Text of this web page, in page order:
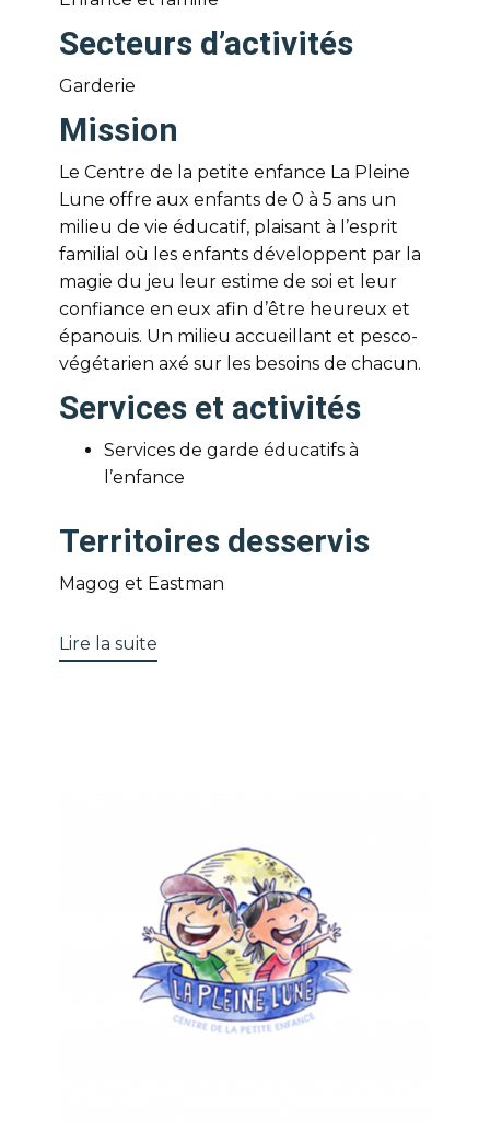
Secteurs d’activités
Garderie
Mission
Le Centre de la petite enfance La Pleine
Lune offre aux enfants de 0 à 5 ans un
milieu de vie éducatif, plaisant à l’esprit
familial où les enfants développent par la
magie du jeu leur estime de soi et leur
confiance en eux afin d’être heureux et
épanouis. Un milieu accueillant et pesco-
végétarien axé sur les besoins de chacun.
Services et activités
Services de garde éducatifs à
l’enfance
Territoires desservis
Magog et Eastman
Lire la suite